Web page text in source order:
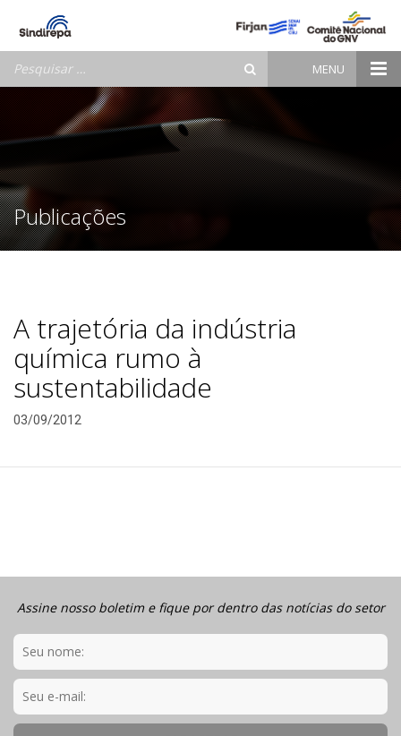
por:
MENU
Publicações
A trajetória da indústria
química rumo à
sustentabilidade
03/09/2012
Assine nosso boletim e fique por dentro das notícias do setor